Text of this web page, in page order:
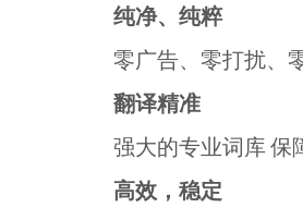
纯净、纯粹
零广告、零打扰、
翻译精准
强大的专业词库 保
高效，稳定